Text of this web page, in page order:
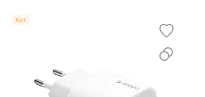
Хит